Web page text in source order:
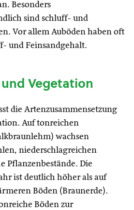
Besonders
sind schluff- und
Vor allem Auböden haben oft
und Feinsandgehalt.
Vegetation
die Artenzusammensetzung
Auf tonreichen
wachsen
niederschlagreichen
Pflanzenbestände. Die
ist deutlich höher als auf
Böden (Braunerde).
Böden zur